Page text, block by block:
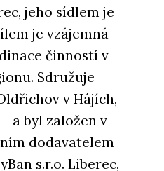
jeho sídlem je
je vzájemná
činností v
Sdružuje
v Hájích,
- a byl založen v
dodavatelem
s.r.o. Liberec,